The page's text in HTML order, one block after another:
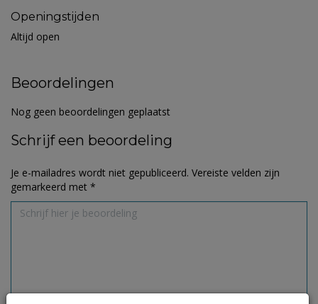
Openingstijden
Altijd open
Beoordelingen
Nog geen beoordelingen geplaatst
Schrijf een beoordeling
Je e-mailadres wordt niet gepubliceerd. Vereiste velden zijn
gemarkeerd met *